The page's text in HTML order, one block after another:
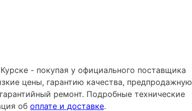
- покупая у официального поставщика
цены, гарантию качества, предпродажную
ремонт. Подробные технические
об оплате и доставке.